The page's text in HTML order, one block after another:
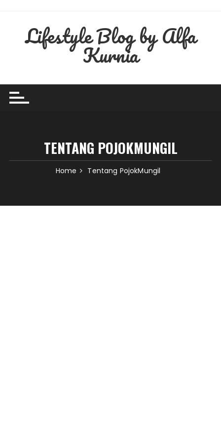
contentLifestyle Blog by Alfa
Kurnia
TENTANG POJOKMUNGIL
Home Tentang PojokMungil